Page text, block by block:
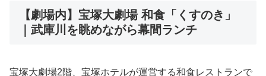
【劇場内】宝塚大劇場 和食「くすのき」
｜武庫川を眺めながら幕間ランチ
宝塚大劇場2階、宝塚ホテルが運営する和食レストランで